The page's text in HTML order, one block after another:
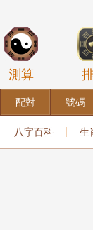
測算
配對 號碼
八字百科 生